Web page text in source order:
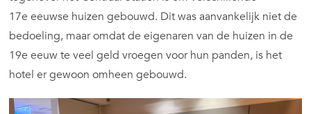
17eeeuwse huizen gebouwd. Dit was aanvankelijk niet de
bedoeling, maar omdat de eigenaren van de huizen in de
19e eeuw te veel geld vroegen voor hun panden, is het
hotel er gewoon omheen gebouwd.